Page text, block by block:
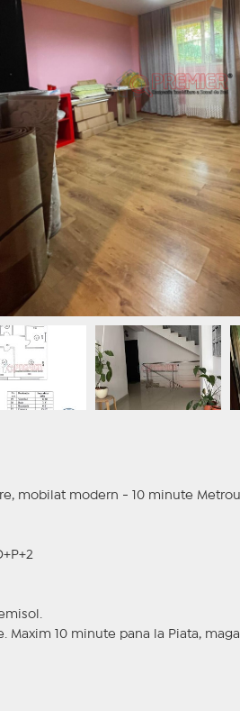
mobilat modern - 10 minute
Maxim 10 minute pana la Piata,